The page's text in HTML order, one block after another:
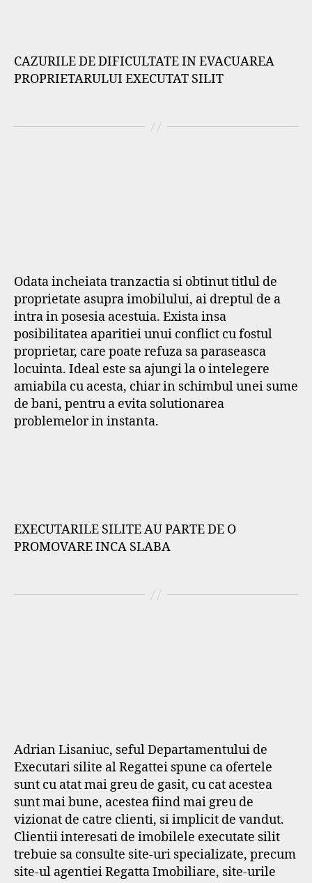
CAZURILE DE DIFICULTATE IN EVACUAREA
PROPRIETARULUI EXECUTAT SILIT
Odata incheiata tranzactia si obtinut titlul de
proprietate asupra imobilului, ai dreptul de a
intra in posesia acestuia. Exista insa
posibilitatea aparitiei unui conflict cu fostul
proprietar, care poate refuza sa paraseasca
locuinta. Ideal este sa ajungi la o intelegere
amiabila cu acesta, chiar in schimbul unei sume
de bani, pentru a evita solutionarea
problemelor in instanta.
EXECUTARILE SILITE AU PARTE DE O
PROMOVARE INCA SLABA
Adrian Lisaniuc, seful Departamentului de
Executari silite al Regattei spune ca ofertele
sunt cu atat mai greu de gasit, cu cat acestea
sunt mai bune, acestea fiind mai greu de
vizionat de catre clienti, si implicit de vandut.
Clientii interesati de imobilele executate silit
trebuie sa consulte site-uri specializate, precum
site-ul agentiei Regatta Imobiliare, site-urile